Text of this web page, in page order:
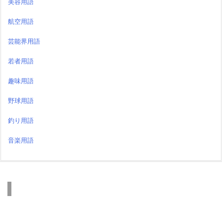
美容用語
航空用語
芸能界用語
若者用語
趣味用語
野球用語
釣り用語
音楽用語